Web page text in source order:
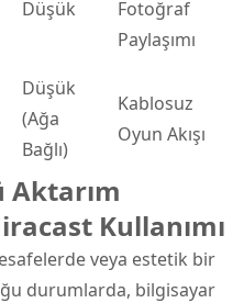
Düşük
Fotoğraf
Paylaşımı
Düşük
(Ağa
Bağlı)
Kablosuz
Oyun Akışı
Aktarım
Kullanımı
veya estetik bir
durumlarda, bilgisayar